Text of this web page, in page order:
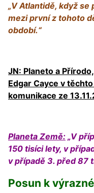
„V Atlantidě, když
mezi první z tohoto
období.“
JN: Planeto a
Edgar Cayce v
komunikace ze
Planeta Země: „V
150 tisíci lety, v
v případě 3. před 87
Posun k